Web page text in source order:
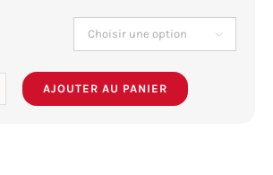

AJOUTER AU PANIER